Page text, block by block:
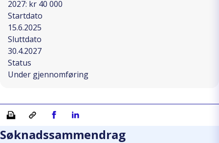
2027: kr 40 000
Startdato
15.6.2025
Sluttdato
30.4.2027
Status
Under gjennomføring
Skriv ut Kopiera länkDel på Facebook
Del på Linkedin
Søknadssammendrag